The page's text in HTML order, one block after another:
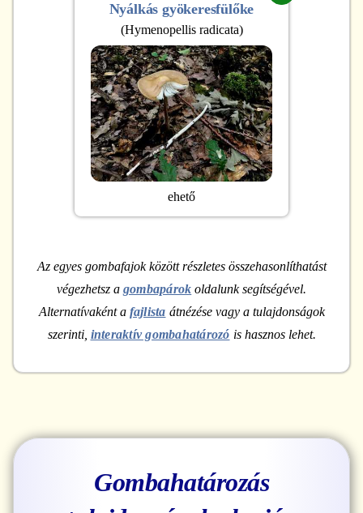
Nyálkás gyökeresfülőke
(Hymenopellis radicata)
ehető
Az egyes gombafajok között részletes összehasonlíthatást
végezhetsz a gombapárok oldalunk segítségével.
Alternatívaként a fajlista átnézése vagy a tulajdonságok
szerinti, interaktív gombahatározó is hasznos lehet.
Gombahatározás